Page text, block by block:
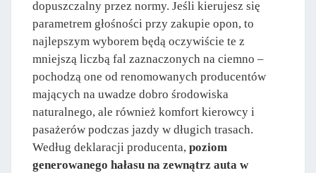
dopuszczalny przez normy. Jeśli kierujesz się
parametrem głośności przy zakupie opon, to
najlepszym wyborem będą oczywiście te z
mniejszą liczbą fal zaznaczonych na ciemno –
pochodzą one od renomowanych producentów
mających na uwadze dobro środowiska
naturalnego, ale również komfort kierowcy i
pasażerów podczas jazdy w długich trasach.
Według deklaracji producenta, poziom
generowanego hałasu na zewnątrz auta w